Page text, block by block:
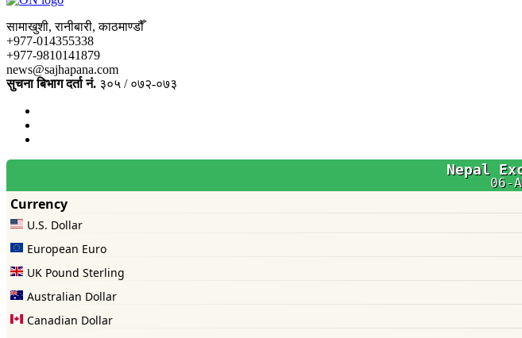
सामाखुशी, रानीबारी, काठमाण्डौँ
+977-014355338
+977-9810141879
news@sajhapana.com
सुचना बिभाग दर्ता नं. ३०५ / ०७२-०७३